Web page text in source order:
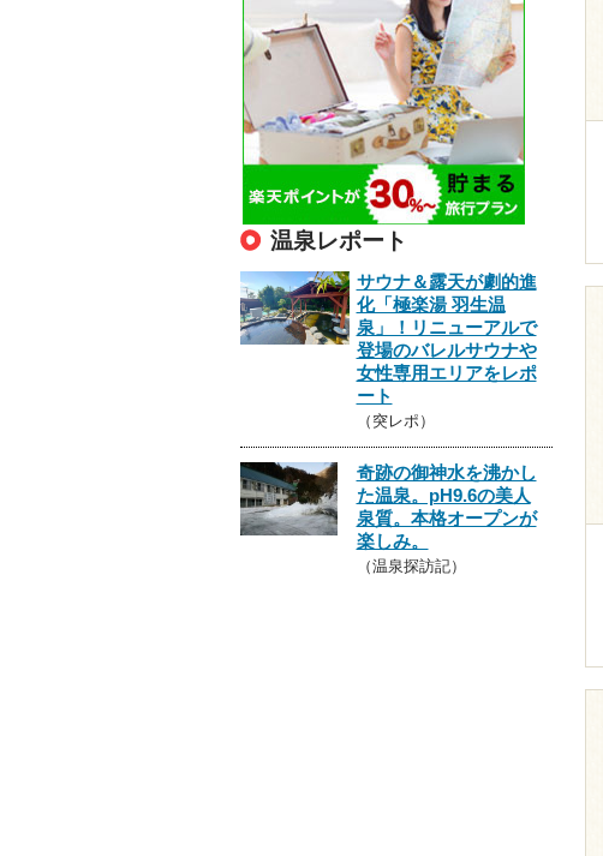
温泉レポート
サウナ＆露天が劇的進
化「極楽湯 羽生温
泉」！リニューアルで
登場のバレルサウナや
女性専用エリアをレポ
ート
（突レポ）
奇跡の御神水を沸かし
た温泉。pH9.6の美人
泉質。本格オープンが
楽しみ。
（温泉探訪記）